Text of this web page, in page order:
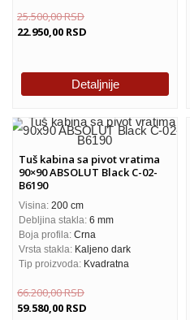
25.500,00RSD
22.950,00 RSD
Detaljnije
Tuš kabina sa pivot vratima
90×90 ABSOLUT Black C-02-
B6190
Visina: 200 cm
Debljina stakla: 6 mm
Boja profila: Crna
Vrsta stakla: Kaljeno dark
Tip proizvoda: Kvadratna
66.200,00RSD
59.580,00 RSD